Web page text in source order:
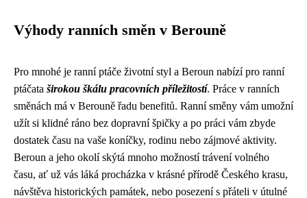
Výhody ranních směn v Berouně
Pro mnohé je ranní ptáče životní styl a Beroun nabízí pro ranní
ptáčata širokou škálu pracovních příležitostí. Práce v ranních
směnách má v Berouně řadu benefitů. Ranní směny vám umožní
užít si klidné ráno bez dopravní špičky a po práci vám zbyde
dostatek času na vaše koníčky, rodinu nebo zájmové aktivity.
Beroun a jeho okolí skýtá mnoho možností trávení volného
času, ať už vás láká procházka v krásné přírodě Českého krasu,
návštěva historických památek, nebo posezení s přáteli v útulné